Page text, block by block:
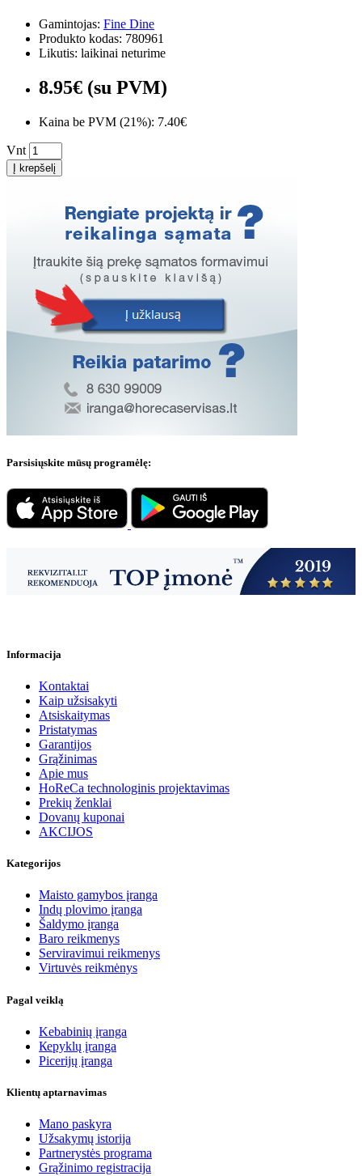
Gamintojas: Fine Dine
Produkto kodas: 780961
Likutis: laikinai neturime
8.95€ (su PVM)
Kaina be PVM (21%): 7.40€
Vnt
Į krepšelį
Parsisiųskite mūsų programėlę:
Informacija
Kontaktai
Kaip užsisakyti
Atsiskaitymas
Pristatymas
Garantijos
Grąžinimas
Apie mus
HoReCa technologinis projektavimas
Prekių ženklai
Dovanų kuponai
AKCIJOS
Kategorijos
Maisto gamybos įranga
Indų plovimo įranga
Šaldymo įranga
Baro reikmenys
Serviravimui reikmenys
Virtuvės reikmėnys
Pagal veiklą
Kebabinių įranga
Кеpyklų įranga
Picerijų įranga
Klientų aptarnavimas
Mano paskyra
Užsakymų istorija
Partnerystės programa
Grąžinimo registracija